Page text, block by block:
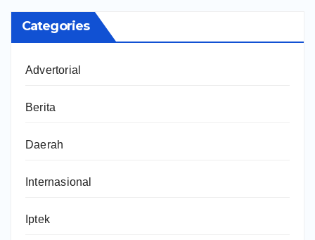
Categories
Advertorial
Berita
Daerah
Internasional
Iptek